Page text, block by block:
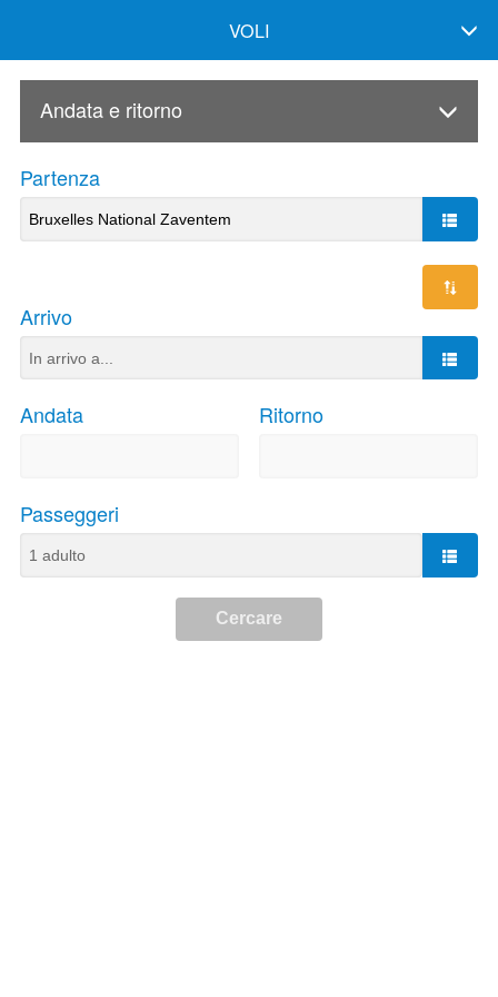
VOLI
Andata e ritorno
Partenza
Arrivo
Andata Ritorno
Passeggeri
Cercare